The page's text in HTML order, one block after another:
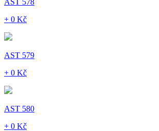
+ 0 Kč
AST 579
+ 0 Kč
AST 580
+ 0 Kč